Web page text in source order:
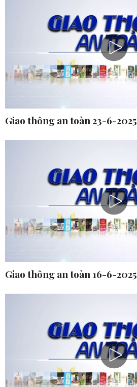
Giao thông an toàn 23-6-2025
Giao thông an toàn 16-6-2025